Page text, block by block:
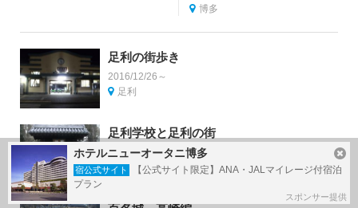
博多
足利の街歩き
2016/12/26～
足利
足利学校と足利の街
2016/12/26～
足利
ホテルニューオータニ博多
宿公式サイト
【公式サイト限定】ANA・JALマイレージ付宿泊
プラン
スポンサー提供